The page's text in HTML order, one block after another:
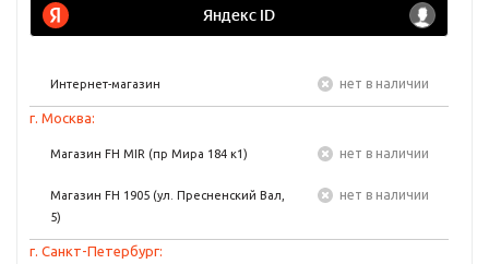
Интернет-магазин Нет в наличии
г. Москва:
Магазин FH MIR (пр Мира 184 к1) Нет в наличии
Магазин FH 1905 (ул. Пресненский Вал,
5)
Нет в наличии
г. Санкт-Петербург: